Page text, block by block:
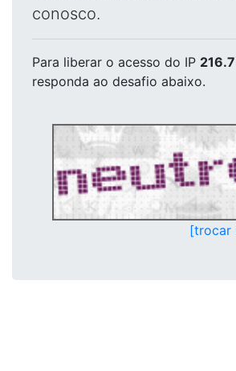
conosco.
Para liberar o acesso do IP
responda ao desafio abaixo.
[trocar